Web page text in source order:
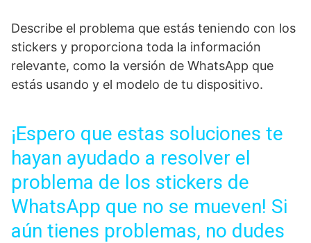
Describe el problema que estás teniendo con los
stickers y proporciona toda la información
relevante, como la versión de WhatsApp que
estás usando y el modelo de tu dispositivo.
¡Espero que estas soluciones te
hayan ayudado a resolver el
problema de los stickers de
WhatsApp que no se mueven! Si
aún tienes problemas, no dudes